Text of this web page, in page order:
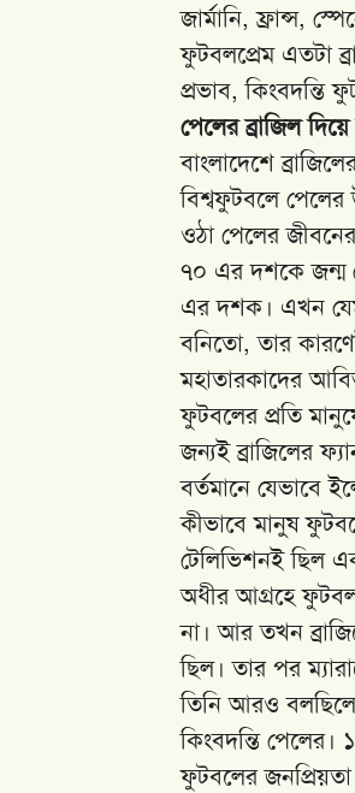
জার্মানি, ফ্রান্স,
ফুটবলপ্রেম এতটা
প্রভাব, কিংবদন্তি
পেলের ব্রাজিল
বাংলাদেশে
বিশ্বফুটবলে
ওঠা পেলের
৭০ এর দশকে জন্ম
এর দশক। এখন
বনিতো, তার
মহাতারকাদের
ফুটবলের প্রতি
জন্যই ব্রাজিলের
বর্তমানে যেভাবে
কীভাবে মানুষ
টেলিভিশনই ছিল
অধীর আগ্রহে
না। আর তখন
ছিল। তার পর
তিনি আরও
কিংবদন্তি
ফুটবলের